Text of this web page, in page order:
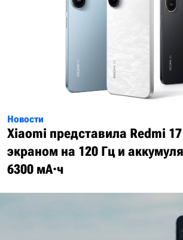
Новости
Xiaomi представила Redmi 17
экраном на 120 Гц и
6300 мА·ч